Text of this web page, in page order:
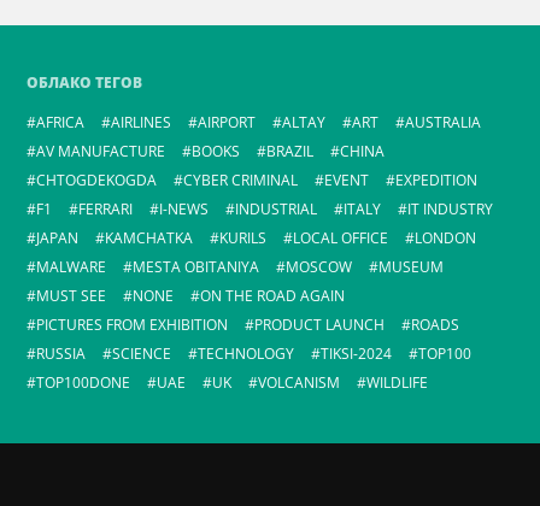
ОБЛАКО ТЕГОВ
AFRICA
AIRLINES AIRPORT ALTAY ART
AUSTRALIA
AV MANUFACTURE
BOOKS BRAZIL
CHINA
CHTOGDEKOGDA
CYBER CRIMINAL EVENT
EXPEDITION
F1
FERRARI I-NEWS INDUSTRIAL ITALY
IT INDUSTRY
JAPAN
KAMCHATKA KURILS LOCAL OFFICE
LONDON
MALWARE
MESTA OBITANIYA MOSCOW
MUSEUM
MUST SEE
NONE
ON THE ROAD AGAIN
PICTURES FROM EXHIBITION
PRODUCT LAUNCH
ROADS
RUSSIA
SCIENCE TECHNOLOGY TIKSI-2024
TOP100
TOP100DONE
UAE UK VOLCANISM WILDLIFE